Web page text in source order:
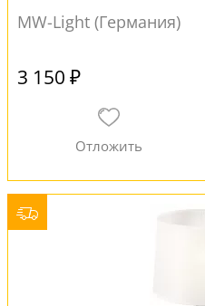
MW-Light (Германия)
3 150 ₽